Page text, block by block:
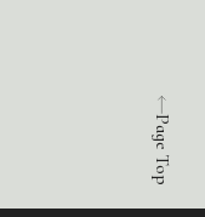
Page Top